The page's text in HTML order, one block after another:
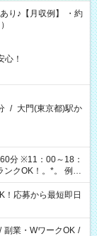
り♪【月収例】 ・約
！
/ 大門(東京都)駅か
分 ※11：00～18：
ー/受付/販売/カフェ
品販売/など 様々な
！応募から最短即日
/ 副業・WワークOK /